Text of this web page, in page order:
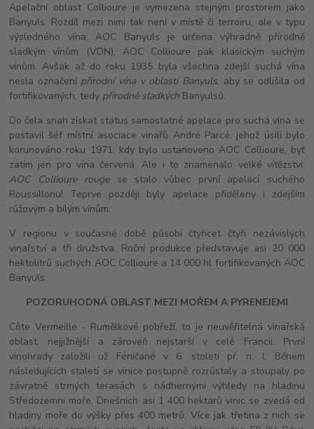
Apelační oblast Collioure je vymezena stejným prostorem jako
Banyuls. Rozdíl mezi nimi tak není v místě či terroiru, ale v typu
výsledného vína: AOC Banyuls je určena výhradně přírodně
sladkým vínům (VDN), AOC Collioure pak klasickým suchým
vínům. Avšak až do roku 1935 byla všechna zdejší suchá vína
nesla označení přírodní vína v oblasti Banyuls, aby se odlišila od
fortifikovaných, tedy přírodně sladkých Banyulsů.
Do čela snah získat status samostatné apelace pro suchá vína se
postavil šéf místní asociace vinařů André Parcé, jehož úsilí bylo
korunováno roku 1971, kdy bylo ustanoveno AOC Collioure, byť
zatím jen pro vína červená. Ale i to znamenalo velké vítězství.
AOC Collioure rougese stalo vůbec první apelací suchého
Roussillonu! Teprve později byly apelace přiděleny i zdejším
růžovým a bílým vínům.
V regionu v současné době působí čtyřicet čtyři nezávislých
vinařství a tři družstva. Roční produkce představuje asi 20 000
hektolitrů suchých AOC Collioure a 14 000 hl fortifikovaných AOC
Banyuls.
POZORUHODNÁ OBLAST MEZI MOŘEM A PYRENEJEMI
Côte Vermeille - Rumělkové pobřeží, to je neuvěřitelná vinařská
oblast, nejjižnější a zároveň nejstarší v celé Francii. První
vinohrady založili už Féničané v 6. století př. n. l. Během
následujících staletí se vinice postupně rozrůstaly a stoupaly po
závratně strmých terasách s nádhernými výhledy na hladinu
Středozemní moře. Dnešních asi 1 400 hektarů vinic se zvedá od
hladiny moře do výšky přes 400 metrů. Více jak třetina z nich se